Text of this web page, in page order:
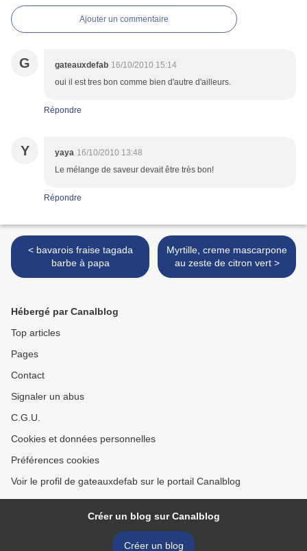
Ajouter un commentaire
G gateauxdefab 16/10/2010 15:14
oui il est tres bon comme bien d'autre d'ailleurs.
Répondre
Y yaya 16/10/2010 13:48
Le mélange de saveur devait être très bon!
Répondre
< bavarois fraise tagada
barbe à papa
Myrtille, creme mascarpone
au zeste de citron vert >
Hébergé par Canalblog
Top articles
Pages
Contact
Signaler un abus
C.G.U.
Cookies et données personnelles
Préférences cookies
Voir le profil de gateauxdefab sur le portail Canalblog
Créer un blog sur Canalblog
Créer un blog